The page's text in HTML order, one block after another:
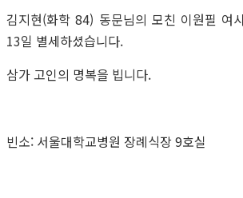
김지현(화학 84) 동문님의 모친 이원필 여
13일 별세하셨습니다.
삼가 고인의 명복을 빕니다.
빈소: 서울대학교병원 장례식장 9호실